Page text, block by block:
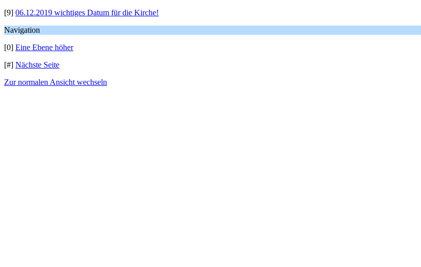
[9] 06.12.2019 wichtiges Datum für die Kirche!
Navigation
[0] Eine Ebene höher
[#] Nächste Seite
Zur normalen Ansicht wechseln